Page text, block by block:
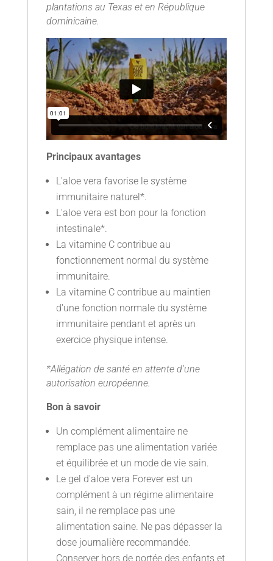
plantations au Texas et en République
dominicaine.
Principaux avantages
L'aloe vera favorise le système
immunitaire naturel*.
L'aloe vera est bon pour la fonction
intestinale*.
La vitamine C contribue au
fonctionnement normal du système
immunitaire.
La vitamine C contribue au maintien
d'une fonction normale du système
immunitaire pendant et après un
exercice physique intense.
*Allégation de santé en attente d'une
autorisation européenne.
Bon à savoir
Un complément alimentaire ne
remplace pas une alimentation variée
et équilibrée et un mode de vie sain.
Le gel d'aloe vera Forever est un
complément à un régime alimentaire
sain, il ne remplace pas une
alimentation saine. Ne pas dépasser la
dose journalière recommandée.
Conserver hors de portée des enfants et